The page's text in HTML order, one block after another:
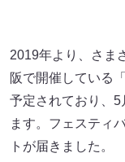
2019年より、さま
阪で開催している
予定されており、
ます。フェスティ
トが届きました。